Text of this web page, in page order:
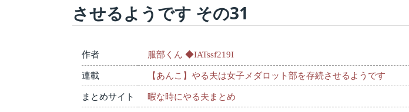
させるようです その31
作者 服部くん ◆IATssf219I
連載 【あんこ】やる夫は女子メダロット部を存続させるようです
まとめサイト 暇な時にやる夫まとめ